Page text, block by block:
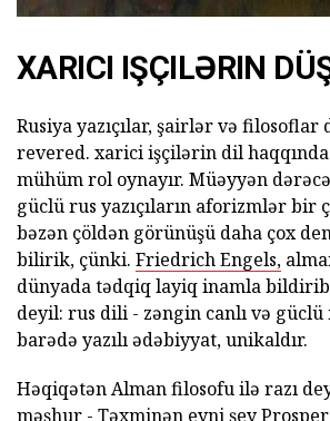
XARICI IŞÇILƏRIN
Rusiya yazıçılar, şairlər və
revered. xarici işçilərin dil haqqında
mühüm rol oynayır. Müəyyən
güclü rus yazıçıların aforizmlər bir
bəzən çöldən görünüşü daha çox
bilirik, çünki. Friedrich Engels,
dünyada tədqiq layiq inamla
deyil: rus dili - zəngin canlı və güclü
barədə yazılı ədəbiyyat, unikaldır.
Həqiqətən Alman filosofu ilə razı
məşhur - Təxminən eyni şey